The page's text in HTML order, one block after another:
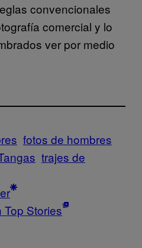
convencionales
comercial y lo
ver por medio
fotos de hombres
trajes de
Top Stories